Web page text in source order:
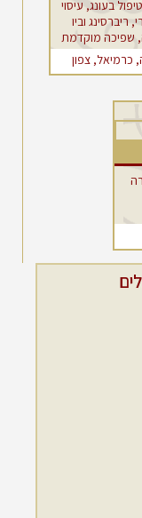
בעונג, עיסוי
ריברסינג וביו
שפיכה מוקדמת
כרמיאל, צפון